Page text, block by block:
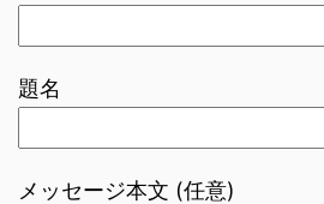
題名
メッセージ本文 (任意)